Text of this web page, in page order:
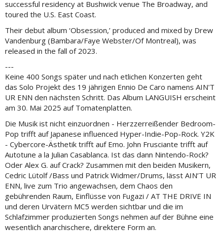
successful residency at Bushwick venue The Broadway, and
toured the U.S. East Coast.
Their debut album ‘Obsession,’ produced and mixed by Drew
Vandenburg (Bambara/Faye Webster/Of Montreal), was
released in the fall of 2023.
---
Keine 400 Songs später und nach etlichen Konzerten geht
das Solo Projekt des 19 jährigen Ennio De Caro namens AIN'T
UR ENN den nächsten Schritt. Das Album LANGUISH erscheint
am 30. Mai 2025 auf Tomatenplatten.
Die Musik ist nicht einzuordnen - Herzzerreißender Bedroom-
Pop trifft auf Japanese influenced Hyper-Indie-Pop-Rock. Y2K
- Cybercore-Ästhetik trifft auf Emo. John Frusciante trifft auf
Autotune a la Julian Casablanca. Ist das dann Nintendo-Rock?
Oder Alex G. auf Crack? Zusammen mit den beiden Musikern,
Cedric Lütolf /Bass und Patrick Widmer/Drums, lässt AIN’T UR
ENN, live zum Trio angewachsen, dem Chaos den
gebührenden Raum, Einflüsse von Fugazi / AT THE DRIVE IN
und deren Urvätern MC5 werden sichtbar und die im
Schlafzimmer produzierten Songs nehmen auf der Bühne eine
wesentlich anarchischere, direktere Form an.